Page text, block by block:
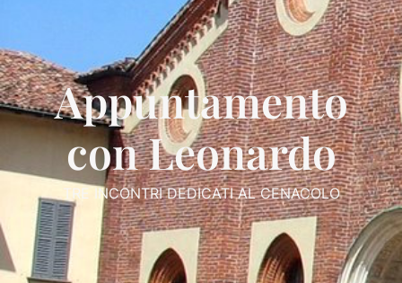
Appuntamento
con Leonardo
TRE INCONTRI DEDICATI AL CENACOLO